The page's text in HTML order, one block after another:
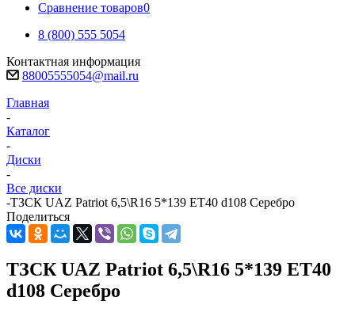
Сравнение товаров0
8 (800) 555 5054
Контактная информация
88005555054@mail.ru
Главная
-
Каталог
-
Диски
-
Все диски
-ТЗСК UAZ Patriot 6,5\R16 5*139 ET40 d108 Серебро
Поделиться
ТЗСК UAZ Patriot 6,5\R16 5*139 ET40
d108 Серебро